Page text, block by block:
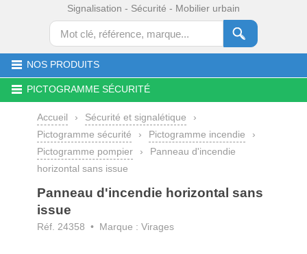
Signalisation - Sécurité - Mobilier urbain
NOS PRODUITS
PICTOGRAMME SÉCURITÉ
Accueil › Sécurité et signalétique
›
Pictogramme sécurité
› Pictogramme incendie
›
Pictogramme pompier
›
Panneau d'incendie
horizontal sans issue
Panneau d'incendie horizontal sans
issue
Réf. 24358 • Marque : Virages